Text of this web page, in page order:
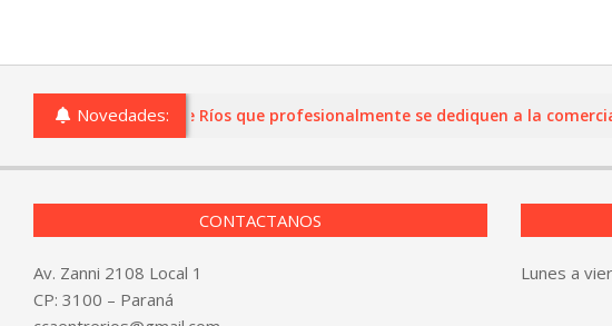
Novedades:
comercios de Entre Ríos que profesionalmente se dediquen a la
CONTACTANOS
Av. Zanni 2108 Local 1
CP: 3100 – Paraná
Lunes a